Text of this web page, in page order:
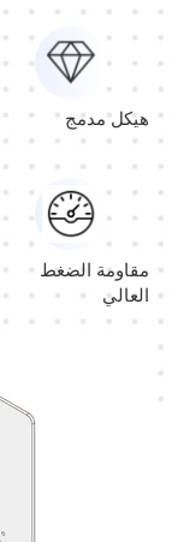
هيكل مدمج
مقاومة الضغط
العالي